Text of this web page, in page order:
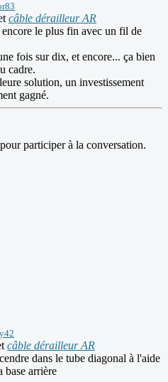
câble dérailleur AR
le plus fin avec un fil de
fois sur dix, et encore... ça bien
cadre.
solution, un investissement
gagné.
pour participer à la conversation.
câble dérailleur AR
dans le tube diagonal à l'aide
base arrière